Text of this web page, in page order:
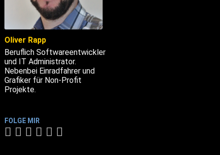
Oliver Rapp
Beruflich Softwareentwickler
und IT Administrator.
Nebenbei Einradfahrer und
Grafiker für Non-Profit
Projekte.
FOLGE MIR